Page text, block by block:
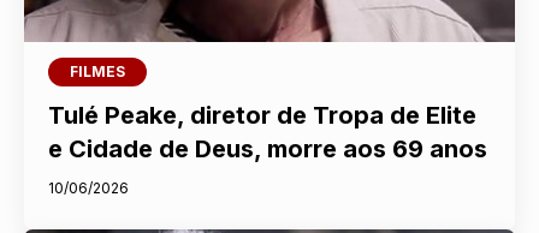
FILMES
Tulé Peake, diretor de Tropa de Elite
e Cidade de Deus, morre aos 69 anos
10/06/2026